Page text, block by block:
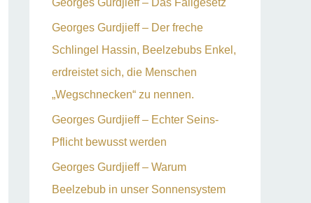
Georges Gurdjieff – Das Fallgesetz
Georges Gurdjieff – Der freche
Schlingel Hassin, Beelzebubs Enkel,
erdreistet sich, die Menschen
„Wegschnecken“ zu nennen.
Georges Gurdjieff – Echter Seins-
Pflicht bewusst werden
Georges Gurdjieff – Warum
Beelzebub in unser Sonnensystem